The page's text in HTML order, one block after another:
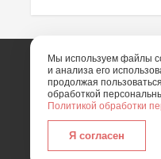
2026 | Art Mix
Согласие
Мы используем файлы
и анализа его
продолжая
обработкой
Политикой обработки
Я согласен